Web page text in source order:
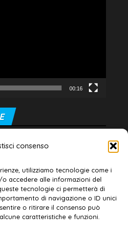
consenso
utilizziamo tecnologie come i
accedere alle informazioni del
tecnologie ci permetterà di
di navigazione o ID unici
o ritirare il consenso può
caratteristiche e funzioni.
00:16
policy